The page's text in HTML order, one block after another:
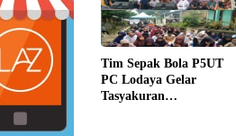
Tim Sepak Bola P5UT
PC Lodaya Gelar
Tasyakuran